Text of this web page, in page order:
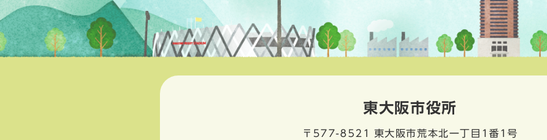
東大阪市役所
〒577-8521 東大阪市荒本北一丁目1番1号